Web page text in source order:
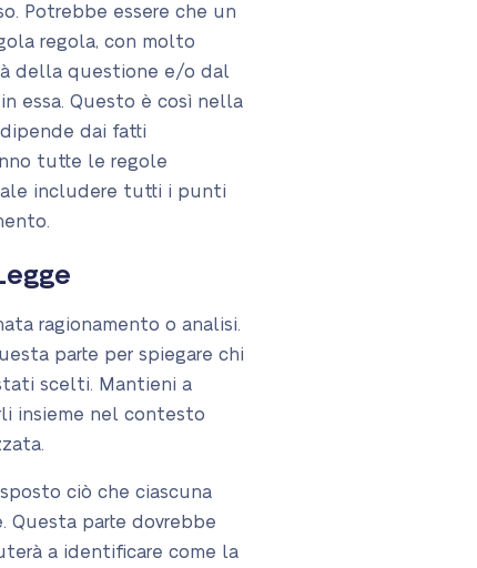
Potrebbe essere che un
regola, con molto
della questione e/o dal
essa. Questo è così nella
dai fatti
tutte le regole
includere tutti i punti
ragionamento o analisi.
parte per spiegare chi
scelti. Mantieni a
insieme nel contesto
ciò che ciascuna
Questa parte dovrebbe
a identificare come la